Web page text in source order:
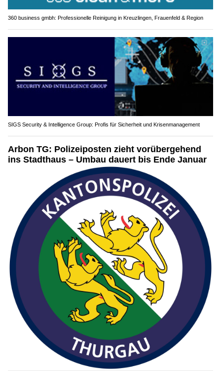
360 business gmbh: Professionelle Reinigung in Kreuzlingen, Frauenfeld & Region
SIGS Security & Intelligence Group: Profis für Sicherheit und Krisenmanagement
Arbon TG: Polizeiposten zieht vorübergehend
ins Stadthaus – Umbau dauert bis Ende Januar